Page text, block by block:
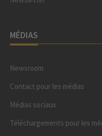
MÉDIAS
Newsroom
Contact pour les médias
Médias sociaux
Téléchargements pour les